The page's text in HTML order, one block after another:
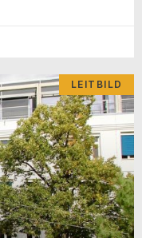
LEITBILD